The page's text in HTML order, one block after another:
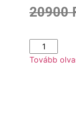
20900
Tovább